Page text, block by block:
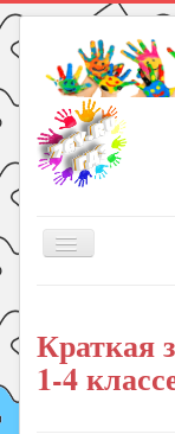
Включить/
Книги
Рукоделие
Краткая
1-4